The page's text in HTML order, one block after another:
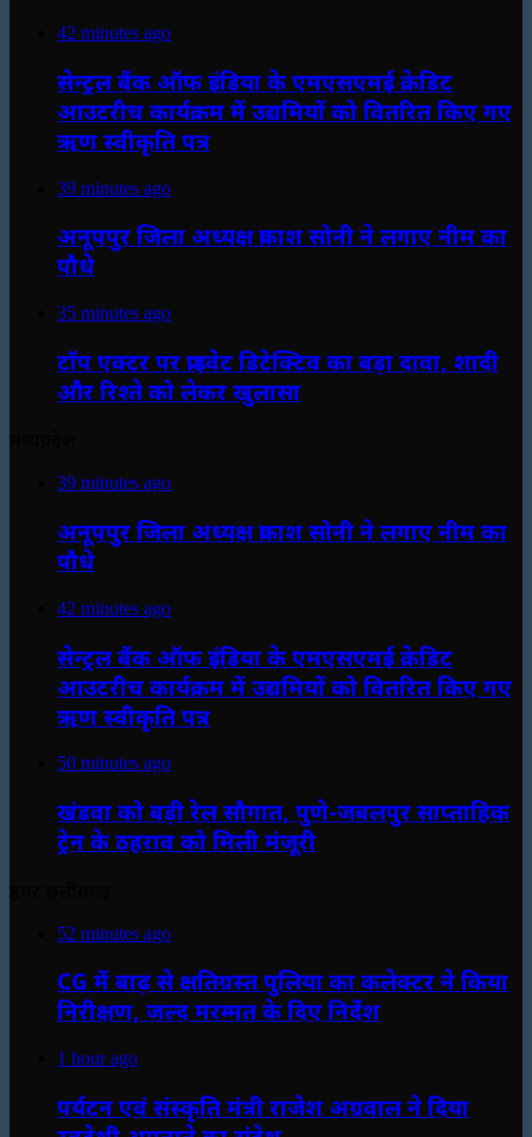
42 minutes ago
सेन्ट्रल बैंक ऑफ इंडिया के एमएसएमई क्रेडिट
आउटरीच कार्यक्रम में उद्यमियों को वितरित किए गए
ऋण स्वीकृति पत्र
39 minutes ago
अनूपपुर जिला अध्यक्ष प्रकाश सोनी ने लगाए नीम का
पौधे
35 minutes ago
टॉप एक्टर पर प्राइवेट डिटेक्टिव का बड़ा दावा, शादी
और रिश्ते को लेकर खुलासा
39 minutes ago
अनूपपुर जिला अध्यक्ष प्रकाश सोनी ने लगाए नीम का
पौधे
42 minutes ago
सेन्ट्रल बैंक ऑफ इंडिया के एमएसएमई क्रेडिट
आउटरीच कार्यक्रम में उद्यमियों को वितरित किए गए
ऋण स्वीकृति पत्र
50 minutes ago
खंडवा को बड़ी रेल सौगात, पुणे-जबलपुर साप्ताहिक
ट्रेन के ठहराव को मिली मंजूरी
52 minutes ago
CG में बाढ़ से क्षतिग्रस्त पुलिया का कलेक्टर ने किया
निरीक्षण, जल्द मरम्मत के दिए निर्देश
1 hour ago
पर्यटन एवं संस्कृति मंत्री राजेश अग्रवाल ने दिया